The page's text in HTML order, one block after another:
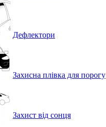
Дефлектори
Захисна плівка для порогу
Захист від сонця